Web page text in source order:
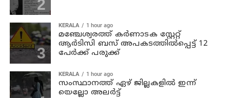
KERALA 1 hour ago
മഞ്ചേശ്വരത്ത് കര്‍ണാടക സ്റ്റേറ്റ്
ആര്‍ടിസി ബസ് അപകടത്തില്‍പ്പെട്ട് 12
പേര്‍ക്ക് പരുക്ക്
KERALA 1 hour ago
സംസ്ഥാനത്ത് ഏഴ് ജില്ലകളില്‍ ഇന്ന്
യെല്ലോ അലര്‍ട്ട്